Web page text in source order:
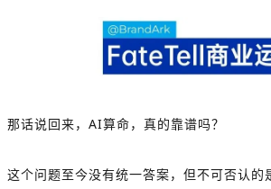
那话说回来，AI算命，真的靠谱吗？
这个问题至今没有统一答案，但不可否认的